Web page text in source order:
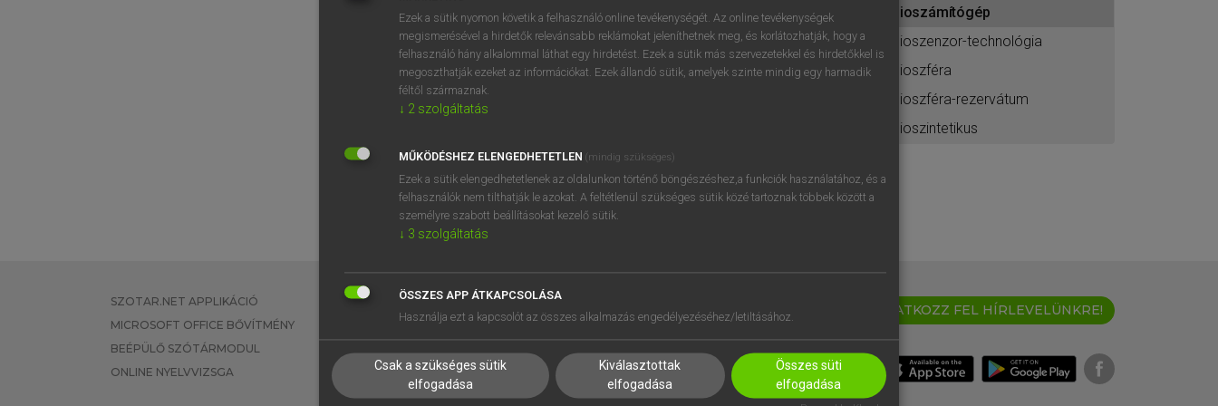
BELÉPÉS
próbaverziójának elindításához
regisztrálok ésbelépek.
REGISZTRÁCIÓ
bioszámítógép
bioszenzor-technológia
bioszféra
bioszféra-rezervátum
bioszintetikus
SZOTAR.NET APPLIKÁCIÓ
MICROSOFT OFFICE BŐVÍTMÉNY
BEÉPÜLŐ SZÓTÁRMODUL
ONLINE NYELVVIZSGA
EGYÉNI FELHASZNÁLÓKNAK
TANULÓKNAK
VÁLLALATI MEGOLDÁSOK
SÚGÓ
RÓLUNK
SÜTI BEÁLLÍTÁSOK
IRATKOZZ FEL HÍRLEVELÜNKRE!
Ezek a sütik nyomon követik a felhasználó online tevékenységét. Az online tevékenységek
megismerésével a hirdetők relevánsabb reklámokat jeleníthetnek meg, és korlátozhatják, hogy a
felhasználó hány alkalommal láthat egy hirdetést. Ezek a sütik más szervezetekkel és hirdetőkkel is
megoszthatják ezeket az információkat. Ezek állandó sütik, amelyek szinte mindig egy harmadik
féltől származnak.
↓ 2 szolgáltatás
MŰKÖDÉSHEZ ELENGEDHETETLEN (mindig szükséges)
Ezek a sütik elengedhetetlenek az oldalunkon történő böngészéshez,a funkciók használatához, és a
felhasználók nem tilthatják le azokat. A feltétlenül szükséges sütik közé tartoznak többek között a
személyre szabott beállításokat kezelő sütik.
↓ 3 szolgáltatás
ÖSSZES APP ÁTKAPCSOLÁSA
Használja ezt a kapcsolót az összes alkalmazás engedélyezéséhez/letiltásához.
Csak a szükséges sütik
elfogadása
Kiválasztottak
elfogadása
Összes süti
elfogadása